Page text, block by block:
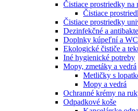
Čistiace prostriedky na
Čistiace
Čistiace prostriedky
Dezinfekčné a
Doplnky kúpeľní a WC
Ekologické čističe a
Iné hygienické potreby
Mopy, zmetáky a vedrá
Metličky s
Mopy a vedrá
Ochranné krémy na
Odpadkové koše